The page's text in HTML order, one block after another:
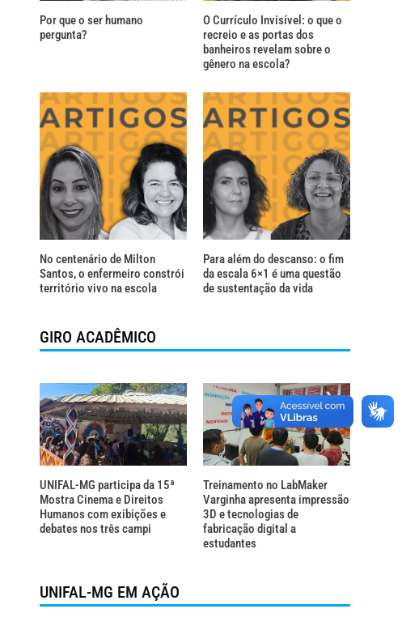
Por que o ser humano
pergunta?
O Currículo Invisível: o que o
recreio e as portas dos
banheiros revelam sobre o
gênero na escola?
No centenário de Milton
Santos, o enfermeiro constrói
território vivo na escola
Para além do descanso: o fim
da escala 6×1 é uma questão
de sustentação da vida
GIRO ACADÊMICO
UNIFAL-MG participa da 15ª
Mostra Cinema e Direitos
Humanos com exibições e
debates nos três campi
Treinamento no LabMaker
Varginha apresenta impressão
3D e tecnologias de
fabricação digital a
estudantes
UNIFAL-MG EM AÇÃO